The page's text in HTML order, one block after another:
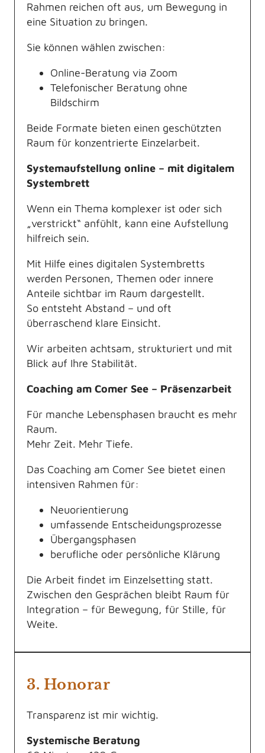
Rahmen reichen oft aus, um Bewegung in
eine Situation zu bringen.
Sie können wählen zwischen:
Online-Beratung via Zoom
Telefonischer Beratung ohne
Bildschirm
Beide Formate bieten einen geschützten
Raum für konzentrierte Einzelarbeit.
Systemaufstellung online – mit digitalem
Systembrett
Wenn ein Thema komplexer ist oder sich
„verstrickt“ anfühlt, kann eine Aufstellung
hilfreich sein.
Mit Hilfe eines digitalen Systembretts
werden Personen, Themen oder innere
Anteile sichtbar im Raum dargestellt.
So entsteht Abstand – und oft
überraschend klare Einsicht.
Wir arbeiten achtsam, strukturiert und mit
Blick auf Ihre Stabilität.
Coaching am Comer See – Präsenzarbeit
Für manche Lebensphasen braucht es mehr
Raum.
Mehr Zeit. Mehr Tiefe.
Das Coaching am Comer See bietet einen
intensiven Rahmen für:
Neuorientierung
umfassende Entscheidungsprozesse
Übergangsphasen
berufliche oder persönliche Klärung
Die Arbeit findet im Einzelsetting statt.
Zwischen den Gesprächen bleibt Raum für
Integration – für Bewegung, für Stille, für
Weite.
3. Honorar
Transparenz ist mir wichtig.
Systemische Beratung